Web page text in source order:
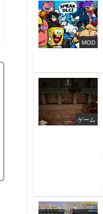
MOD
ゲーム